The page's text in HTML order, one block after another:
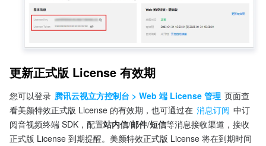
更新正式版 License 有效期
您可以登录 腾讯云视立方控制台 > Web 端 License 管理 页面查
看美颜特效正式版 License 的有效期，也可通过在 消息订阅 中订
阅音视频终端 SDK，配置站内信/邮件/短信等消息接收渠道，接收
正式版 License 到期提醒。美颜特效正式版 License 将在到期时间